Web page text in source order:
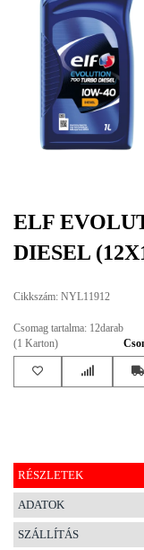
MÁRKÁK
NORMÁK
VISZKOZITÁSOK
ADALÉKOK
EGYÉB
INFO
(HÉTFŐTŐL PÉNTEKIG 8-
+36 70 674 0983
NYÍR-LUB KFT.:
ELF
DIESEL
Cikkszám: NYL11912
Csomag tartalma: 12darab
(1 Karton)
RÉSZLETEK
ADATOK
SZÁLLÍTÁS